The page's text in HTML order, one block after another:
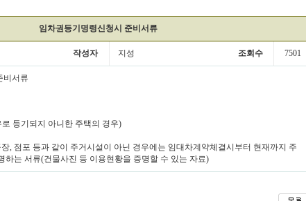
임차권등기명령신청시 준비서류
작성자 지성 조회수 7501
비서류
등기되지 아니한 주택의 경우)
, 점포 등과 같이 주거시설이 아닌 경우에는 임대차계약체결시부터 현재까지 주
하는 서류(건물사진 등 이용현황을 증명할 수 있는 자료)